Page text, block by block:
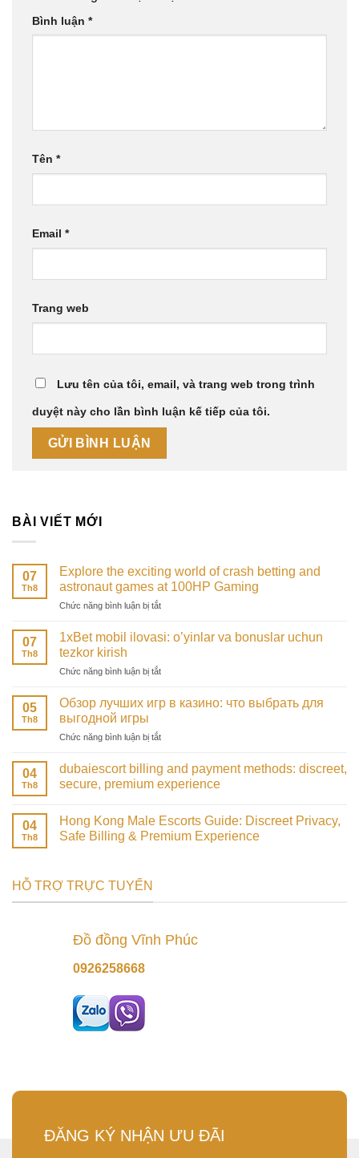
BÀI VIẾT MỚI
07
Th8
Explore the exciting world of crash betting and
astronaut games at 100HP Gaming
Chức năng bình luận bị tắtở
the
exciting
of
betting
games
100HP
Gaming
07
Th8
1xBet mobil ilovasi: o’yinlar va bonuslar uchun
tezkor kirish
Chức năng bình luận bị tắtở
ilovasi:
va
uchun
tezkor
kirish
05
Th8
Обзор лучших игр в казино: что выбрать для
выгодной игры
Chức năng bình luận bị tắtở
лучших
игр
в
что
выбрать
04
Th8
dubaiescort billing and payment methods: discreet,
secure, premium experience
04
Th8
Hong Kong Male Escorts Guide: Discreet Privacy,
Safe Billing & Premium Experience
HỖ TRỢ TRỰC TUYẾN
Đồ đồng Vĩnh Phúc
0926258668
Bình luận *
Tên *
Email *
Trang web
Lưu tên của tôi, email, và trang web trong trình
duyệt này cho lần bình luận kế tiếp của tôi.
ĐĂNG KÝ NHẬN ƯU ĐÃI